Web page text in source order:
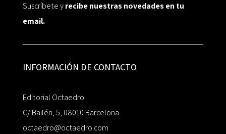
Suscríbete yrecibe nuestras novedades en tu
email.
INFORMACIÓN DE CONTACTO
Editorial Octaedro
C/ Bailén, 5, 08010 Barcelona
octaedro@octaedro.com